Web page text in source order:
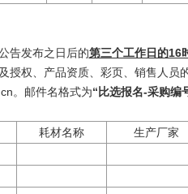
告发布之日后的第三个工作日的16
授权、产品资质、彩页、销售人员
。邮件名格式为“比选报名-采购编
耗材名称 生产厂家